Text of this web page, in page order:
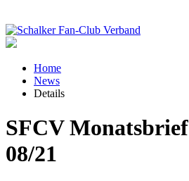
Home
News
Details
SFCV
08/21